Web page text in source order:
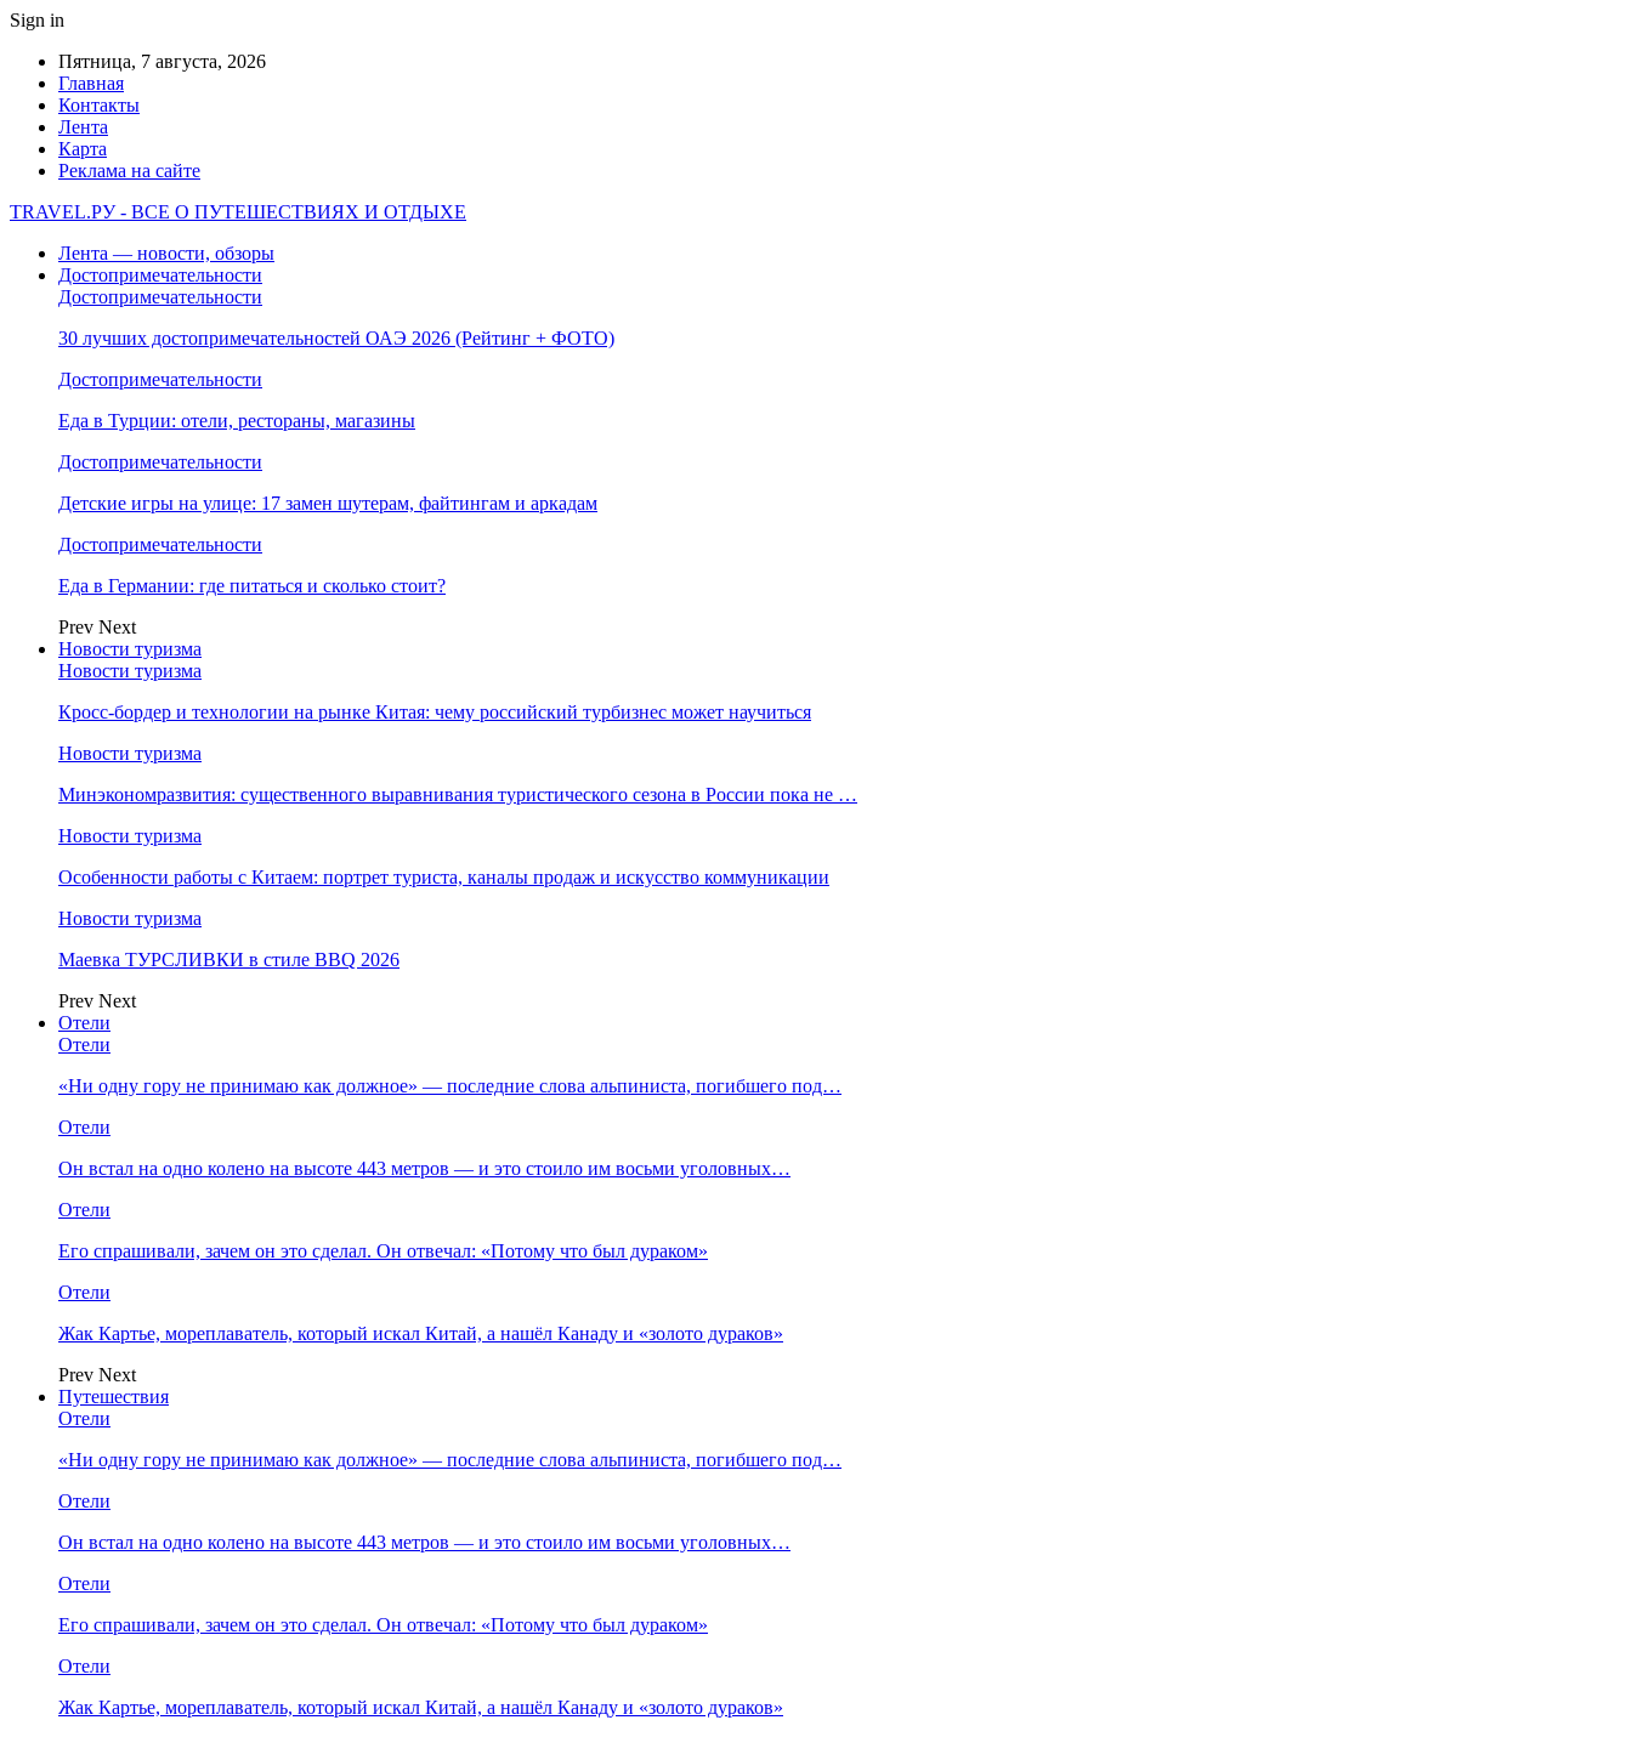
Sign in
Пятница, 7 августа, 2026
Главная
Контакты
Лента
Карта
Реклама на сайте
TRAVEL.РУ - ВСЕ О ПУТЕШЕСТВИЯХ И ОТДЫХЕ
Лента — новости, обзоры
Достопримечательности
Достопримечательности
30 лучших достопримечательностей ОАЭ 2026 (Рейтинг + ФОТО)
Достопримечательности
Еда в Турции: отели, рестораны, магазины
Достопримечательности
Детские игры на улице: 17 замен шутерам, файтингам и аркадам
Достопримечательности
Еда в Германии: где питаться и сколько стоит?
Prev Next
Новости туризма
Новости туризма
Кросс-бордер и технологии на рынке Китая: чему российский турбизнес может научиться
Новости туризма
Минэкономразвития: существенного выравнивания туристического сезона в России пока не …
Новости туризма
Особенности работы с Китаем: портрет туриста, каналы продаж и искусство коммуникации
Новости туризма
Маевка ТУРСЛИВКИ в стиле BBQ 2026
Prev Next
Отели
Отели
«Ни одну гору не принимаю как должное» — последние слова альпиниста, погибшего под…
Отели
Он встал на одно колено на высоте 443 метров — и это стоило им восьми уголовных…
Отели
Его спрашивали, зачем он это сделал. Он отвечал: «Потому что был дураком»
Отели
Жак Картье, мореплаватель, который искал Китай, а нашёл Канаду и «золото дураков»
Prev Next
Путешествия
Отели
«Ни одну гору не принимаю как должное» — последние слова альпиниста, погибшего под…
Отели
Он встал на одно колено на высоте 443 метров — и это стоило им восьми уголовных…
Отели
Его спрашивали, зачем он это сделал. Он отвечал: «Потому что был дураком»
Отели
Жак Картье, мореплаватель, который искал Китай, а нашёл Канаду и «золото дураков»